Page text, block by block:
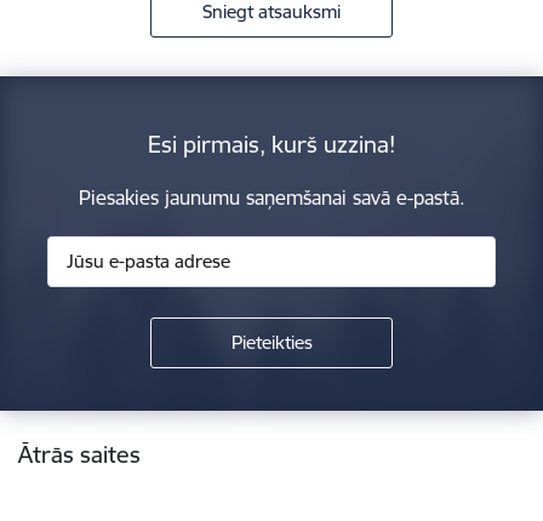
Sniegt atsauksmi
Esi pirmais, kurš uzzina!
Piesakies jaunumu saņemšanai savā e-pastā.
Kājene
Ātrās saites